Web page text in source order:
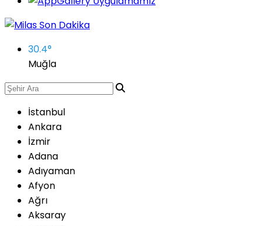
30.4°
Muğla
İstanbul
Ankara
İzmir
Adana
Adıyaman
Afyon
Ağrı
Aksaray